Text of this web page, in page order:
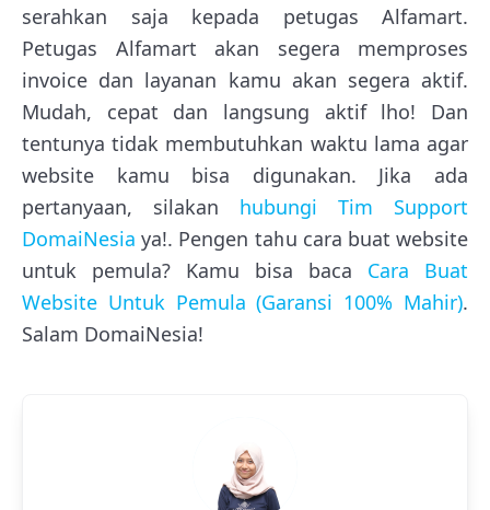
serahkan saja kepada petugas Alfamart.
Petugas Alfamart akan segera memproses
invoice dan layanan kamu akan segera aktif.
Mudah, cepat dan langsung aktif lho! Dan
tentunya tidak membutuhkan waktu lama agar
website kamu bisa digunakan. Jika ada
pertanyaan, silakan hubungi Tim Support
DomaiNesia ya!. Pengen tahu cara buat website
untuk pemula? Kamu bisa baca Cara Buat
Website Untuk Pemula (Garansi 100% Mahir).
Salam DomaiNesia!